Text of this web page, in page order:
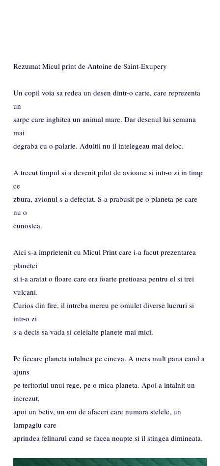
Rezumat Micul print de Antoine de Saint-Exupery
Un copil voia sa redea un desen dintr-o carte, care reprezenta
un
sarpe care inghitea un animal mare. Dar desenul lui semana
mai
degraba cu o palarie. Adultii nu il intelegeau mai deloc.
A trecut timpul si a devenit pilot de avioane si intr-o zi in timp
ce
zbura, avionul s-a defectat. S-a prabusit pe o planeta pe care
nu o
cunostea.
Aici s-a imprietenit cu Micul Print care i-a facut prezentarea
planetei
si i-a aratat o floare care era foarte pretioasa pentru el si trei
vulcani.
Curios din fire, il intreba mereu pe omulet diverse lucruri si
intr-o zi
s-a decis sa vada si celelalte planete mai mici.
Pe fiecare planeta intalnea pe cineva. A mers mult pana cand a
ajuns
pe teritoriul unui rege, pe o mica planeta. Apoi a intalnit un
increzut,
apoi un betiv, un om de afaceri care numara stelele, un
lampagiu care
aprindea felinarul cand se facea noapte si il stingea dimineata.